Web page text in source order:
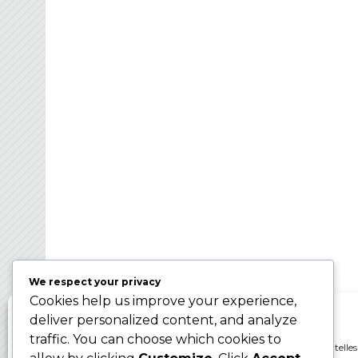
Gérer le consentement aux cookies
Pour offrir les meilleures expériences, nous utilisons des technologies
We respect your privacy
Cookies help us improve your experience,
deliver personalized content, and analyze
traffic. You can choose which cookies to